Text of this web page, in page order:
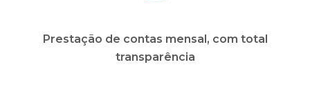
* Para condomínios de até 20 unidades e sem